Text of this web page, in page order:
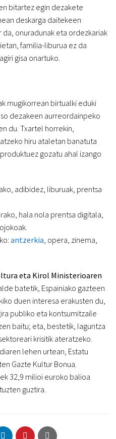
bitartez egin dezakete
deskarga daitekeen
onuradunak eta ordezkariak
familia-liburua ez da
gisa onartuko.
mugikorrean birtualki eduki
dezakeen aurreordainpeko
du. Txartel horrekin,
hiru ataletan banatuta
gozatu ahal izango
adibidez, liburuak, prentsa
hala nola prentsa digitala,
antzerkia , opera, zinema,
eta Kirol Ministerioaren
batetik, Espainiako gazteen
duen interesa erakusten du,
publiko eta kontsumitzaile
baitu; eta, bestetik, laguntza
krisitik ateratzeko.
lehen urtean, Estatu
Gazte Kultur Bonua.
32,9 milioi euroko balioa
guztira.